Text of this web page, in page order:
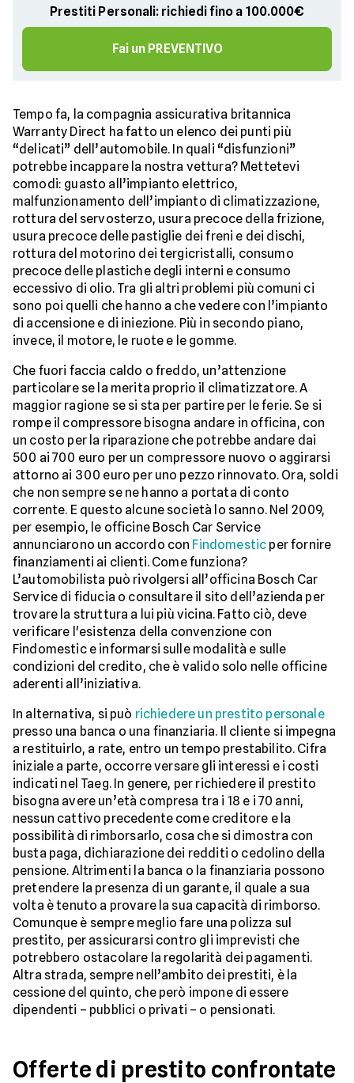
Prestiti Personali: richiedi fino a 100.000€
Fai un PREVENTIVO
Tempo fa, la compagnia assicurativa britannica
Warranty Direct ha fatto un elenco dei punti più
“delicati” dell’automobile. In quali “disfunzioni”
potrebbe incappare la nostra vettura? Mettetevi
comodi: guasto all’impianto elettrico,
malfunzionamento dell’impianto di climatizzazione,
rottura del servosterzo, usura precoce della frizione,
usura precoce delle pastiglie dei freni e dei dischi,
rottura del motorino dei tergicristalli, consumo
precoce delle plastiche degli interni e consumo
eccessivo di olio. Tra gli altri problemi più comuni ci
sono poi quelli che hanno a che vedere con l’impianto
di accensione e di iniezione. Più in secondo piano,
invece, il motore, le ruote e le gomme.
Che fuori faccia caldo o freddo, un’attenzione
particolare se la merita proprio il climatizzatore. A
maggior ragione se si sta per partire per le ferie. Se si
rompe il compressore bisogna andare in officina, con
un costo per la riparazione che potrebbe andare dai
500 ai 700 euro per un compressore nuovo o aggirarsi
attorno ai 300 euro per uno pezzo rinnovato. Ora, soldi
che non sempre se ne hanno a portata di conto
corrente. E questo alcune società lo sanno. Nel 2009,
per esempio, le officine Bosch Car Service
annunciarono un accordo con Findomestic per fornire
finanziamenti ai clienti. Come funziona?
L’automobilista può rivolgersi all’officina Bosch Car
Service di fiducia o consultare il sito dell’azienda per
trovare la struttura a lui più vicina. Fatto ciò, deve
verificare l'esistenza della convenzione con
Findomestic e informarsi sulle modalità e sulle
condizioni del credito, che è valido solo nelle officine
aderenti all’iniziativa.
In alternativa, si può richiedere un prestito personale
presso una banca o una finanziaria. Il cliente si impegna
a restituirlo, a rate, entro un tempo prestabilito. Cifra
iniziale a parte, occorre versare gli interessi e i costi
indicati nel Taeg. In genere, per richiedere il prestito
bisogna avere un’età compresa tra i 18 e i 70 anni,
nessun cattivo precedente come creditore e la
possibilità di rimborsarlo, cosa che si dimostra con
busta paga, dichiarazione dei redditi o cedolino della
pensione. Altrimenti la banca o la finanziaria possono
pretendere la presenza di un garante, il quale a sua
volta è tenuto a provare la sua capacità di rimborso.
Comunque è sempre meglio fare una polizza sul
prestito, per assicurarsi contro gli imprevisti che
potrebbero ostacolare la regolarità dei pagamenti.
Altra strada, sempre nell’ambito dei prestiti, è la
cessione del quinto, che però impone di essere
dipendenti – pubblici o privati – o pensionati.
Offerte di prestito confrontate